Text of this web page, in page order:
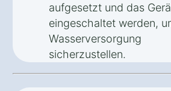
aufgesetzt und das
eingeschaltet werden,
Wasserversorgung
sicherzustellen.